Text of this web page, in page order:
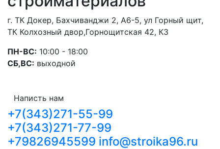
г. ТК Докер, Бахчиванджи 2, А6-5, ул Горный щит,
ТК Колхозный двор,Горнощитская 42, К3
ПН-ВС: 10:00 - 18:00
СБ,ВС: выходной
Написть нам
+7(343)271-55-99
+7(343)271-77-99
+79826945599 info@stroika96.ru